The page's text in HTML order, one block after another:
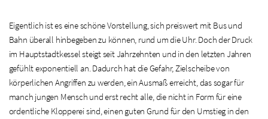
Eigentlich ist es eine schöne Vorstellung, sich preiswert mit Bus und
Bahn überall hinbegeben zu können, rund um die Uhr. Doch der Druck
im Hauptstadtkessel steigt seit Jahrzehnten und in den letzten Jahren
gefühlt exponentiell an. Dadurch hat die Gefahr, Zielscheibe von
körperlichen Angriffen zu werden, ein Ausmaß erreicht, das sogar für
manch jungen Mensch und erst recht alle, die nicht in Form für eine
ordentliche Klopperei sind, einen guten Grund für den Umstieg in den